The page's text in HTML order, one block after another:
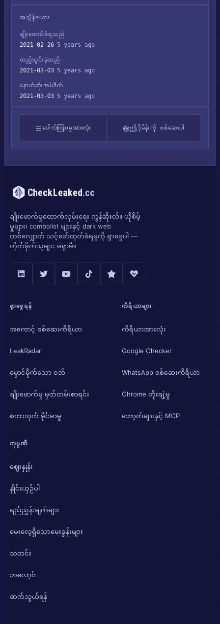
အချိန်ဇယား
ချိုးဖောက်ခံရသည်
2021-02-26 5 years ago
ထည့်သွင်းခဲ့သည်
2021-03-03 5 years ago
နောက်ဆုံးအပ်ဒိတ်
2021-03-03 5 years ago
ပေါက်ကြားမှုအားလုံး ဤဒိုမိန်းကို စစ်ဆေးပါ
CheckLeaked.cc
ချိုးဖောက်မှုထောက်လှမ်းရေး ကွန်ဆိုးလ်။ ယိုစိမ့်
မှုများ၊ combolist များနှင့် dark web
တစ်လျှောက် သင့်ဖော်ထုတ်ခံရမှုကို ရှာဖွေပါ —
တိုက်ခိုက်သူများ မရှာမီ။
ရှာဖွေရန်
အကောင့် စစ်ဆေးကိရိယာ
LeakRadar
မှောင်မိုက်သော ဝဘ်
ချိုးဖောက်မှု မှတ်တမ်းစာရင်း
စကားဝှက် ခိုင်မာမှု
ကိရိယာများ
ကိရိယာအားလုံး
Google Checker
WhatsApp စစ်ဆေးကိရိယာ
Chrome တိုးချဲ့မှု
ဘော့တ်များနှင့် MCP
ကုမ္ပဏီ
ဈေးနှုန်း
နှိုင်းယှဉ်ပါ
ရည်ညွှန်းချက်များ
မေးလေ့ရှိသောမေးခွန်းများ
သတင်း
ဘလော့ဂ်
ဆက်သွယ်ရန်